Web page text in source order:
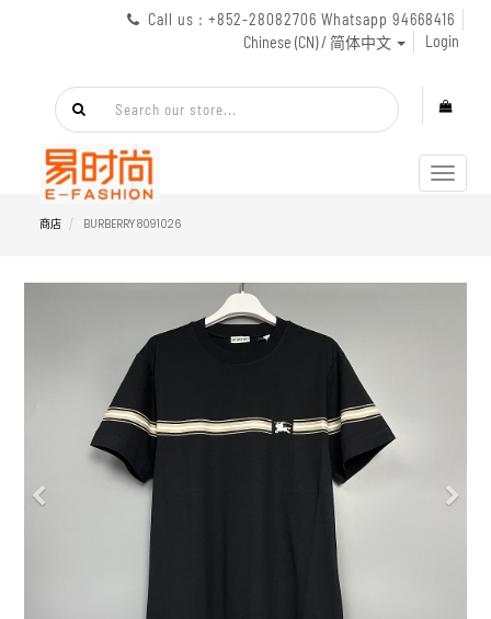
Call us : +852-28082706 Whatsapp 94668416
Chinese (CN) / 简体中文
Login
商店 BURBERRY 8091026